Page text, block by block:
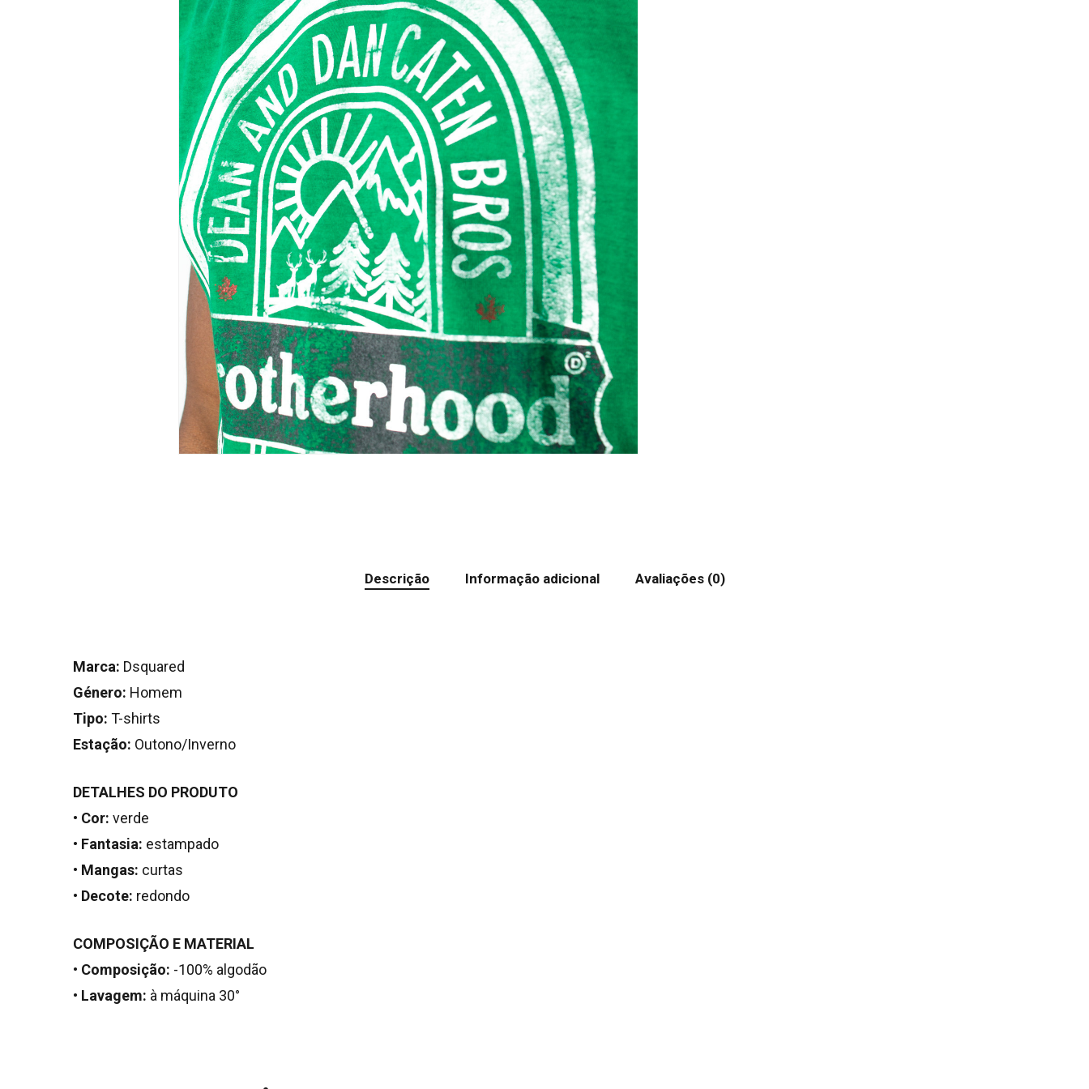
Descrição Informação adicional Avaliações (0)
Marca: Dsquared
Género: Homem
Tipo: T-shirts
Estação: Outono/Inverno
DETALHES DO PRODUTO
• Cor: verde
• Fantasia: estampado
• Mangas: curtas
• Decote: redondo
COMPOSIÇÃO E MATERIAL
• Composição: -100% algodão
• Lavagem: à máquina 30°